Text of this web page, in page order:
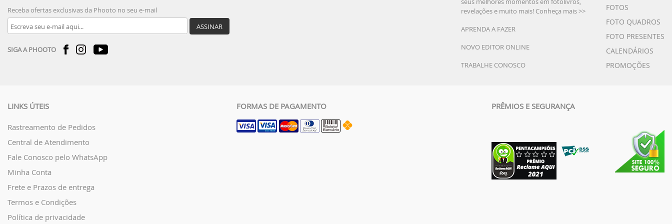
Receba ofertas exclusivas da Phooto no seu e-mail
ASSINAR
SIGA A PHOOTO
revelações e muito mais! Conheça mais >>
APRENDA A FAZER
NOVO EDITOR ONLINE
TRABALHE CONOSCO
FOTOS
FOTO QUADROS
FOTO PRESENTES
CALENDÁRIOS
PROMOÇÕES
LINKS ÚTEIS
Rastreamento de Pedidos
Central de Atendimento
Fale Conosco pelo WhatsApp
Minha Conta
Frete e Prazos de entrega
Termos e Condições
Política de privacidade
FORMAS DE PAGAMENTO PRÊMIOS E SEGURANÇA